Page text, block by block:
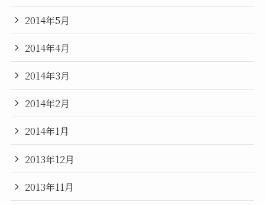
2014年5月
2014年4月
2014年3月
2014年2月
2014年1月
2013年12月
2013年11月